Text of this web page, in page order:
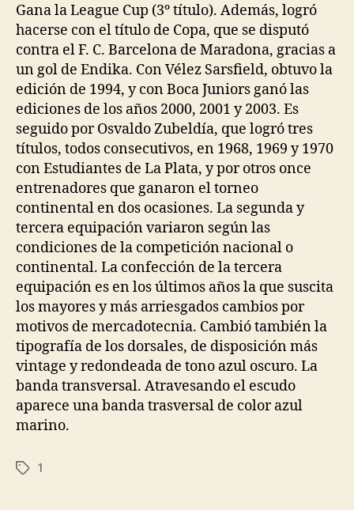
Gana la League Cup (3º título). Además, logró
hacerse con el título de Copa, que se disputó
contra el F. C. Barcelona de Maradona, gracias a
un gol de Endika. Con Vélez Sarsfield, obtuvo la
edición de 1994, y con Boca Juniors ganó las
ediciones de los años 2000, 2001 y 2003. Es
seguido por Osvaldo Zubeldía, que logró tres
títulos, todos consecutivos, en 1968, 1969 y 1970
con Estudiantes de La Plata, y por otros once
entrenadores que ganaron el torneo
continental en dos ocasiones. La segunda y
tercera equipación variaron según las
condiciones de la competición nacional o
continental. La confección de la tercera
equipación es en los últimos años la que suscita
los mayores y más arriesgados cambios por
motivos de mercadotecnia. Cambió también la
tipografía de los dorsales, de disposición más
vintage y redondeada de tono azul oscuro. La
banda transversal. Atravesando el escudo
aparece una banda trasversal de color azul
marino.
Etiquetas
1